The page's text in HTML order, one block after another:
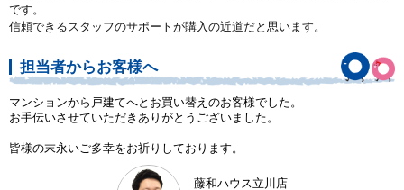
です。
信頼できるスタッフのサポートが購入の近道だと思います。
担当者からお客様へ
マンションから戸建てへとお買い替えのお客様でした。
お手伝いさせていただきありがとうございました。
皆様の末永いご多幸をお祈りしております。
藤和ハウス立川店